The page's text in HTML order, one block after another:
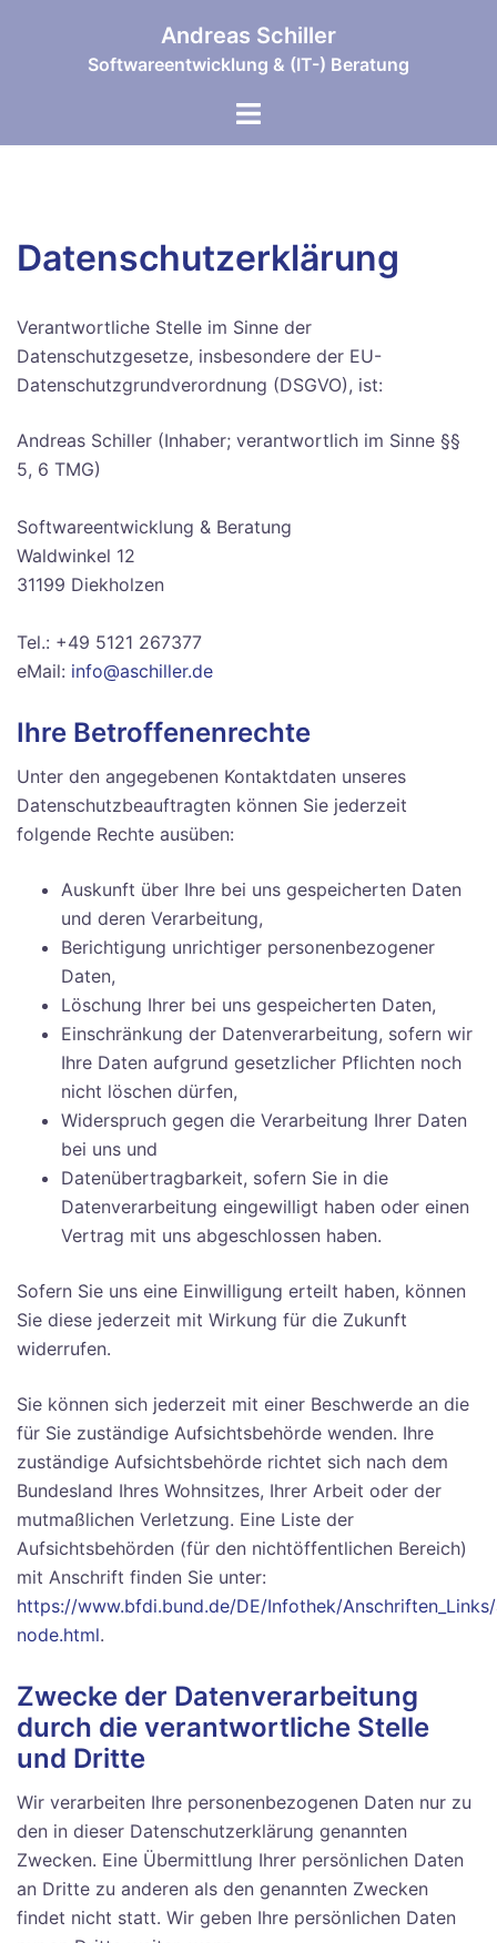
Andreas Schiller
Softwareentwicklung & (IT-) Beratung
Menü
Datenschutzerklärung
Verantwortliche Stelle im Sinne der
Datenschutzgesetze, insbesondere der EU-
Datenschutzgrundverordnung (DSGVO), ist:
Andreas Schiller (Inhaber; verantwortlich im Sinne §§
5, 6 TMG)
Softwareentwicklung & Beratung
Waldwinkel 12
31199 Diekholzen
Tel.: +49 5121 267377
eMail: info@aschiller.de
Ihre Betroffenenrechte
Unter den angegebenen Kontaktdaten unseres
Datenschutzbeauftragten können Sie jederzeit
folgende Rechte ausüben:
Auskunft über Ihre bei uns gespeicherten Daten
und deren Verarbeitung,
Berichtigung unrichtiger personenbezogener
Daten,
Löschung Ihrer bei uns gespeicherten Daten,
Einschränkung der Datenverarbeitung, sofern wir
Ihre Daten aufgrund gesetzlicher Pflichten noch
nicht löschen dürfen,
Widerspruch gegen die Verarbeitung Ihrer Daten
bei uns und
Datenübertragbarkeit, sofern Sie in die
Datenverarbeitung eingewilligt haben oder einen
Vertrag mit uns abgeschlossen haben.
Sofern Sie uns eine Einwilligung erteilt haben, können
Sie diese jederzeit mit Wirkung für die Zukunft
widerrufen.
Sie können sich jederzeit mit einer Beschwerde an die
für Sie zuständige Aufsichtsbehörde wenden. Ihre
zuständige Aufsichtsbehörde richtet sich nach dem
Bundesland Ihres Wohnsitzes, Ihrer Arbeit oder der
mutmaßlichen Verletzung. Eine Liste der
Aufsichtsbehörden (für den nichtöffentlichen Bereich)
mit Anschrift finden Sie unter:
https://www.bfdi.bund.de/DE/Infothek/
node.html.
Zwecke der Datenverarbeitung
durch die verantwortliche Stelle
und Dritte
Wir verarbeiten Ihre personenbezogenen Daten nur zu
den in dieser Datenschutzerklärung genannten
Zwecken. Eine Übermittlung Ihrer persönlichen Daten
an Dritte zu anderen als den genannten Zwecken
findet nicht statt. Wir geben Ihre persönlichen Daten